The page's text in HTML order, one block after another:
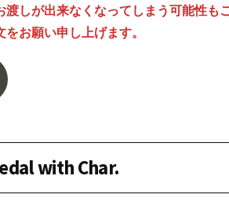
渡しが出来なくなってしまう可能性も
お願い申し上げます。
with Char.